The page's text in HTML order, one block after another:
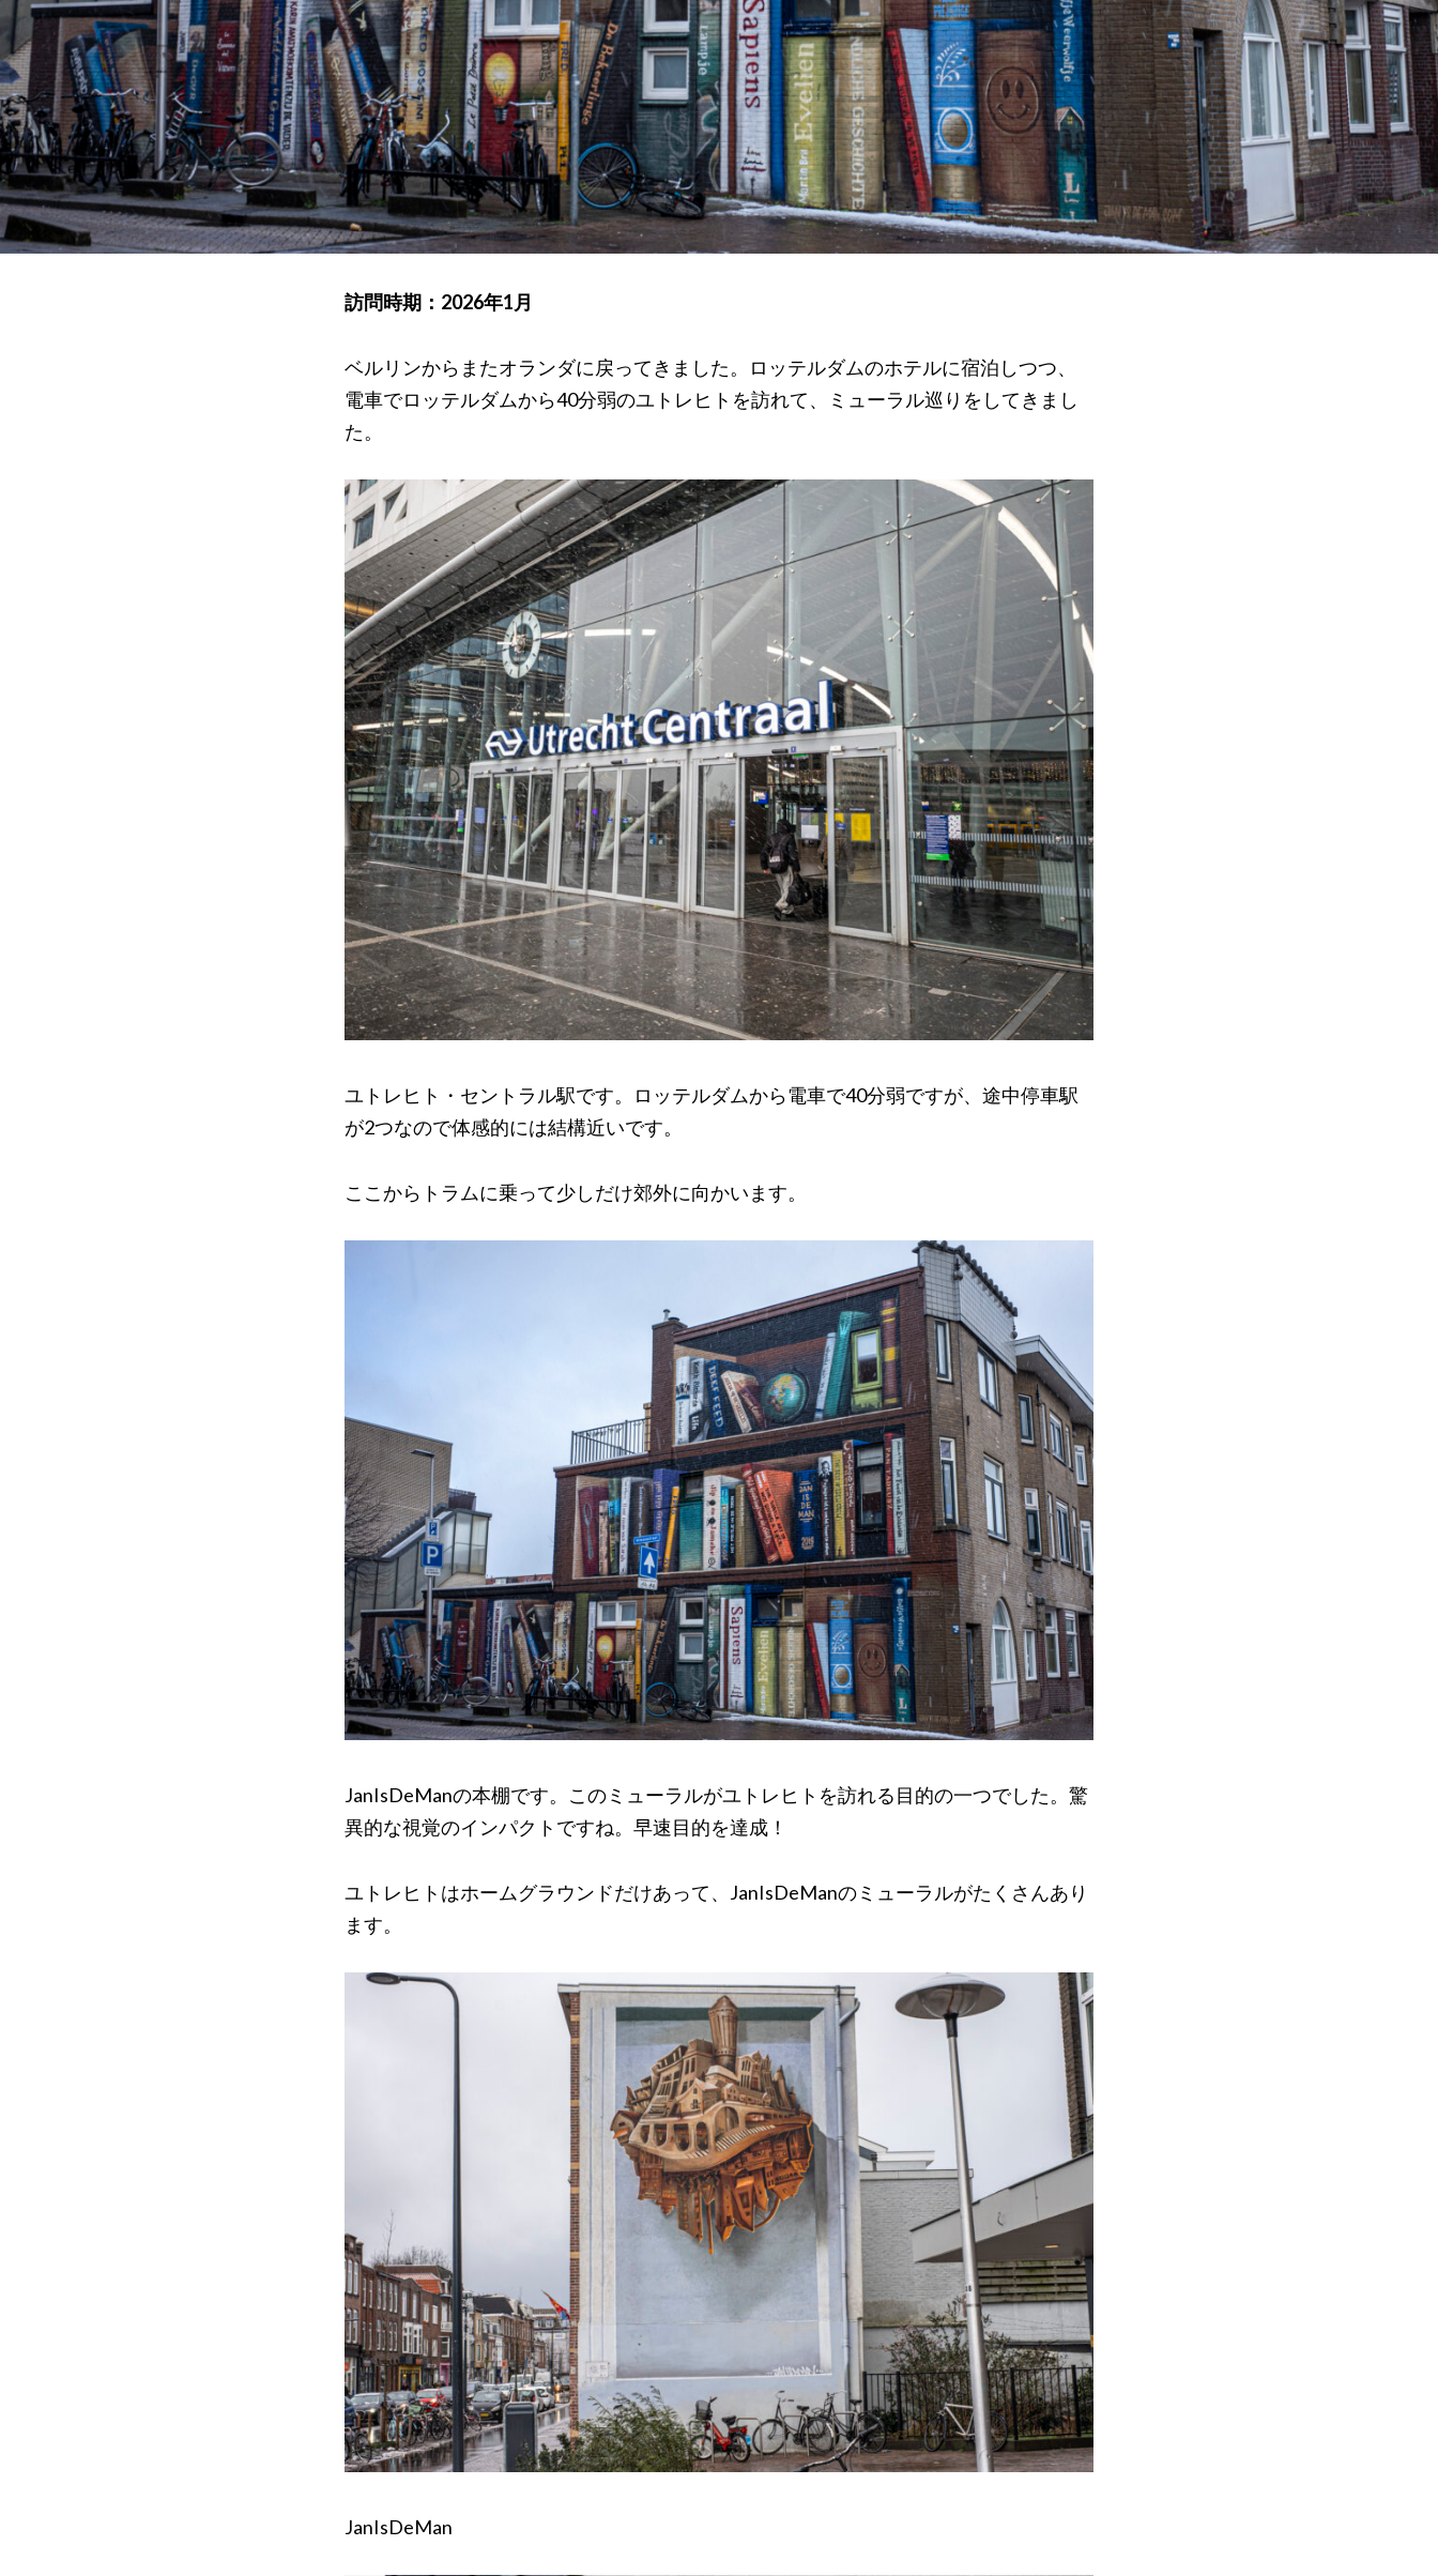
訪問時期：2026年1月
ベルリンからまたオランダに戻ってきました。ロッテルダムのホテルに宿泊しつつ、
電車でロッテルダムから40分弱のユトレヒトを訪れて、ミューラル巡りをしてきまし
た。
ユトレヒト・セントラル駅です。ロッテルダムから電車で40分弱ですが、途中停車駅
が2つなので体感的には結構近いです。
ここからトラムに乗って少しだけ郊外に向かいます。
JanIsDeManの本棚です。このミューラルがユトレヒトを訪れる目的の一つでした。驚
異的な視覚のインパクトですね。早速目的を達成！
ユトレヒトはホームグラウンドだけあって、JanIsDeManのミューラルがたくさんあり
ます。
JanIsDeMan